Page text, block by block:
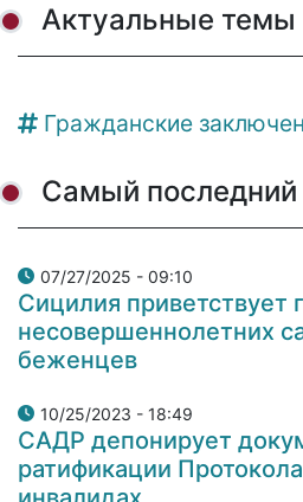
Актуальные темы
Гражданские
Самый последний
07/27/2025 - 09:10
Сицилия приветствует
несовершеннолетних
беженцев
10/25/2023 - 18:49
САДР депонирует
ратификации